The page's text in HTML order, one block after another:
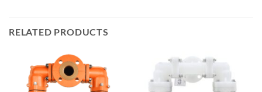
RELATED PRODUCTS